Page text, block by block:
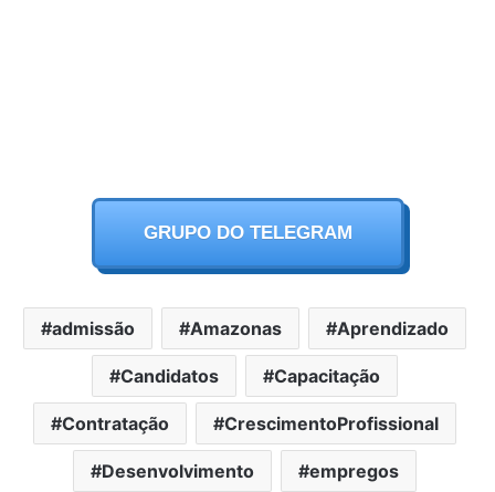
GRUPO DO TELEGRAM
admissão Amazonas Aprendizado
Candidatos Capacitação
Contratação CrescimentoProfissional
Desenvolvimento empregos